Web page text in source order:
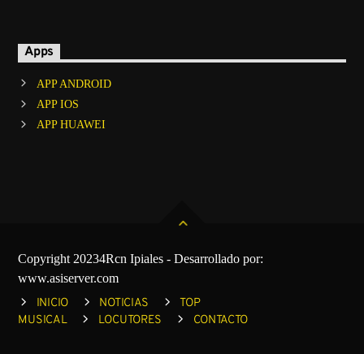
Apps
APP ANDROID
APP IOS
APP HUAWEI
Copyright 20234Rcn Ipiales - Desarrollado por:
www.asiserver.com
INICIO NOTICIAS
TOP
MUSICAL
LOCUTORES CONTACTO